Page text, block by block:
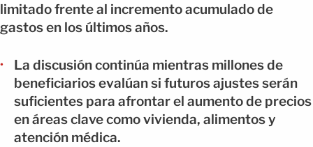
limitado frente al incremento acumulado de
gastos en los últimos años.
La discusión continúa mientras millones de
beneficiarios evalúan si futuros ajustes serán
suficientes para afrontar el aumento de precios
en áreas clave como vivienda, alimentos y
atención médica.